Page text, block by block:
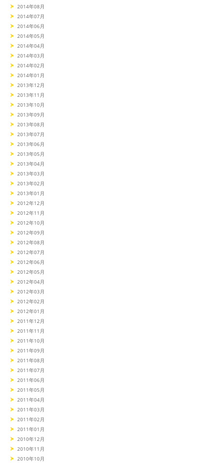
2014年08月
2014年07月
2014年06月
2014年05月
2014年04月
2014年03月
2014年02月
2014年01月
2013年12月
2013年11月
2013年10月
2013年09月
2013年08月
2013年07月
2013年06月
2013年05月
2013年04月
2013年03月
2013年02月
2013年01月
2012年12月
2012年11月
2012年10月
2012年09月
2012年08月
2012年07月
2012年06月
2012年05月
2012年04月
2012年03月
2012年02月
2012年01月
2011年12月
2011年11月
2011年10月
2011年09月
2011年08月
2011年07月
2011年06月
2011年05月
2011年04月
2011年03月
2011年02月
2011年01月
2010年12月
2010年11月
2010年10月